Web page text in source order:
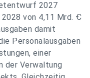
2027
von 4,11 Mrd. Ꞓ
damit
Personalausgaben
einer
der Verwaltung